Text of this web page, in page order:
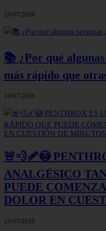
25/07/2026
📚 ¿Por qué
más rápido que
24/07/2026
🚨💨🩹😳
ANALGÉSICO
PUEDE
DOLOR EN
23/07/2026